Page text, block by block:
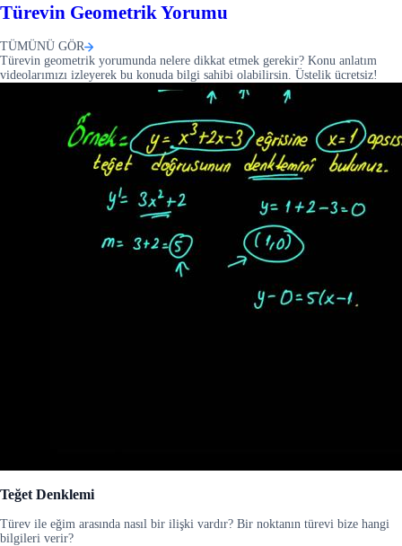
Türevin Geometrik Yorumu
TÜMÜNÜ GÖR
Türevin geometrik yorumunda nelere dikkat etmek gerekir? Konu anlatım
videolarımızı izleyerek bu konuda bilgi sahibi olabilirsin. Üstelik ücretsiz!
Teğet Denklemi
Türev ile eğim arasında nasıl bir ilişki vardır? Bir noktanın türevi bize hangi
bilgileri verir?